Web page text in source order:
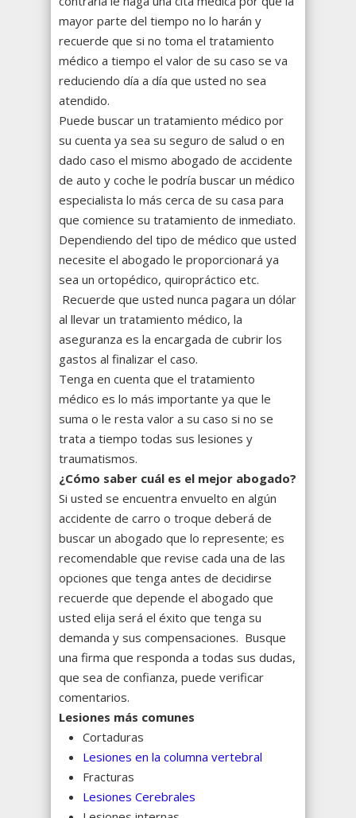
mayor parte del tiempo no lo harán y
recuerde que si no toma el tratamiento
médico a tiempo el valor de su caso se va
reduciendo día a día que usted no sea
atendido.
Puede buscar un tratamiento médico por
su cuenta ya sea su seguro de salud o en
dado caso el mismo abogado de accidente
de auto y coche le podría buscar un médico
especialista lo más cerca de su casa para
que comience su tratamiento de inmediato.
Dependiendo del tipo de médico que usted
necesite el abogado le proporcionará ya
sea un ortopédico, quiropráctico etc.
Recuerde que usted nunca pagara un dólar
al llevar un tratamiento médico, la
aseguranza es la encargada de cubrir los
gastos al finalizar el caso.
Tenga en cuenta que el tratamiento
médico es lo más importante ya que le
suma o le resta valor a su caso si no se
trata a tiempo todas sus lesiones y
traumatismos.
¿Cómo saber cuál es el mejor abogado?
Si usted se encuentra envuelto en algún
accidente de carro o troque deberá de
buscar un abogado que lo represente; es
recomendable que revise cada una de las
opciones que tenga antes de decidirse
recuerde que depende el abogado que
usted elija será el éxito que tenga su
demanda y sus compensaciones. Busque
una firma que responda a todas sus dudas,
que sea de confianza, puede verificar
comentarios.
Lesiones más comunes
Cortaduras
Lesiones en la columna vertebral
Fracturas
Lesiones Cerebrales